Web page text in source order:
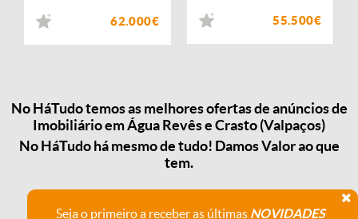
62.000€ 55.500€
No HáTudo temos as melhores ofertas de anúncios de
Imobiliário em Água Revês e Crasto (Valpaços)
No HáTudo há mesmo de tudo! Damos Valor ao que
tem.
Seja o primeiro a receber as últimas NOVIDADES